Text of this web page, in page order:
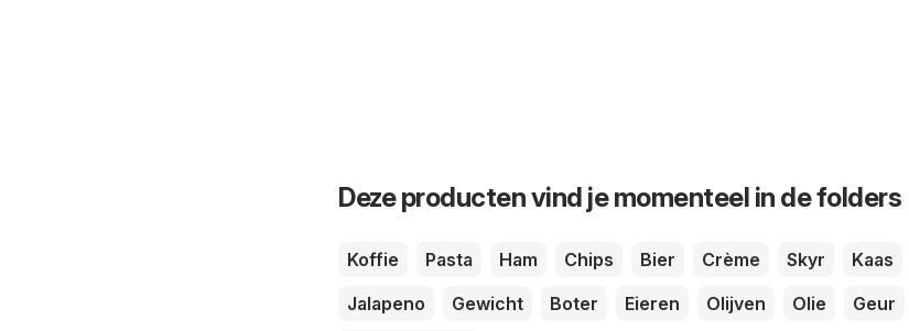
Deze producten vind je momenteel in de folders
Koffie Pasta Ham Chips Bier Crème Skyr Kaas
Jalapeno
Gewicht Boter Eieren Olijven Olie
Geur